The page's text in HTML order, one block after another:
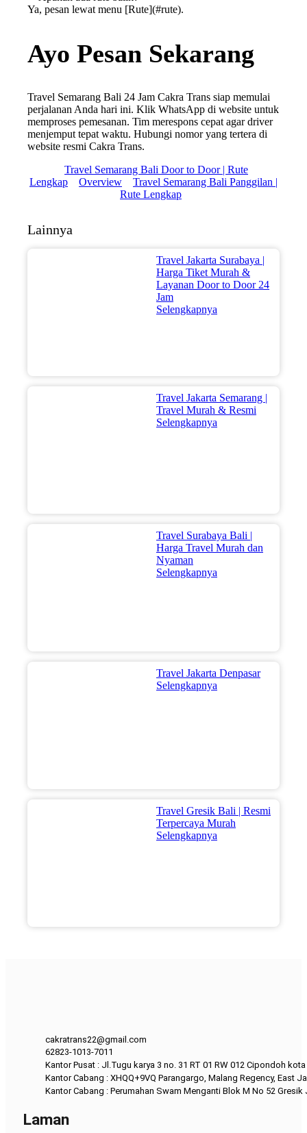
Ya, pesan lewat menu [Rute](#rute).
Ayo Pesan Sekarang
Travel Semarang Bali 24 Jam Cakra Trans siap memulai
perjalanan Anda hari ini. Klik WhatsApp di website untuk
memproses pemesanan. Tim merespons cepat agar driver
menjemput tepat waktu. Hubungi nomor yang tertera di
website resmi Cakra Trans.
Travel Semarang Bali Door to Door | Rute
Lengkap
Overview
Travel Semarang Bali Panggilan |
Rute Lengkap
Lainnya
Travel Jakarta Surabaya |
Harga Tiket Murah &
Layanan Door to Door 24
Jam
Selengkapnya
Travel Jakarta Semarang |
Travel Murah & Resmi
Selengkapnya
Travel Surabaya Bali |
Harga Travel Murah dan
Nyaman
Selengkapnya
Travel Jakarta Denpasar
Selengkapnya
Travel Gresik Bali | Resmi
Terpercaya Murah
Selengkapnya
cakratrans22@gmail.com
62823-1013-7011
Kantor Pusat : Jl.Tugu karya 3 no. 31 RT 01 RW 012 Cipondoh
Kantor Cabang : XHQQ+9VQ Parangargo, Malang Regency, East
Kantor Cabang : Perumahan Swam Menganti Blok M No 52 Gresik
Laman